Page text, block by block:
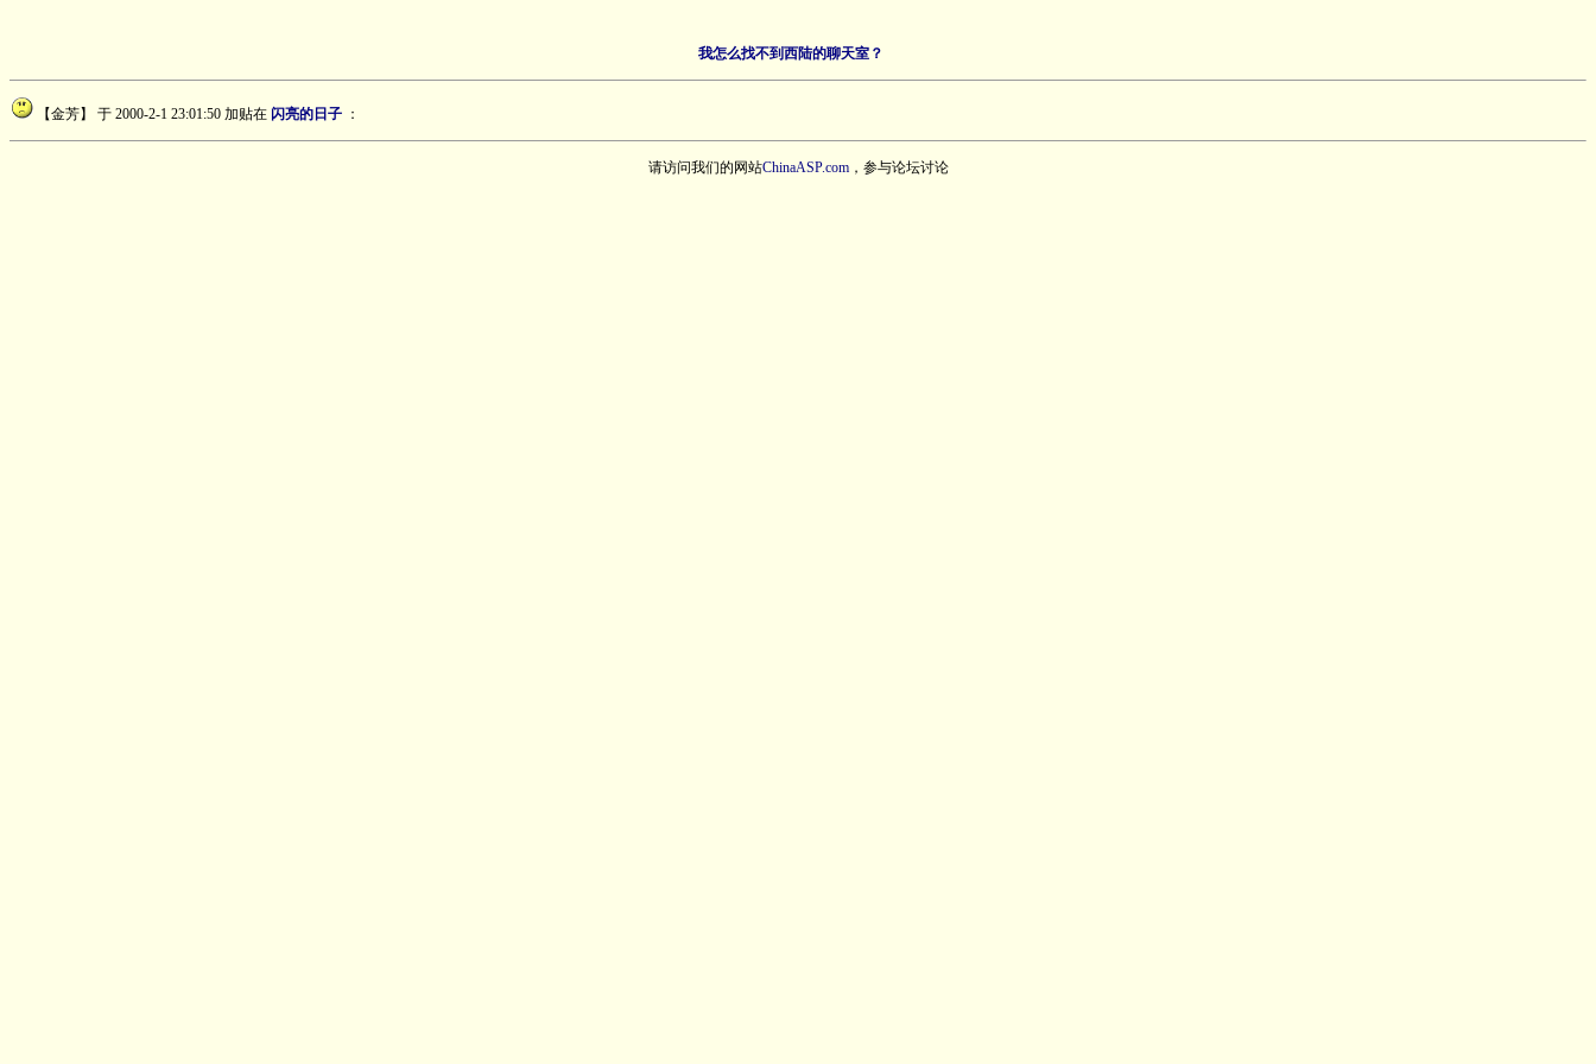
我怎么找不到西陆的聊天室？
【金芳】 于 2000-2-1 23:01:50 加贴在 闪亮的日子 ：
请访问我们的网站ChinaASP.com，参与论坛讨论